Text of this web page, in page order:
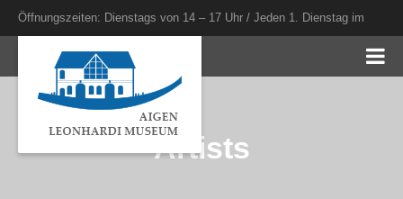
Öffnungszeiten: Dienstags von 14 – 17 Uhr / Jeden 1. Dienstag im
Monat bis 20 Uhr
Artists